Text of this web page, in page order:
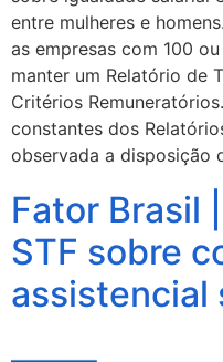
entre mulheres e
as empresas com 100
manter um Relatório de
Critérios
constantes dos
observada a disposição
Fator Brasil
STF sobre
assistencial